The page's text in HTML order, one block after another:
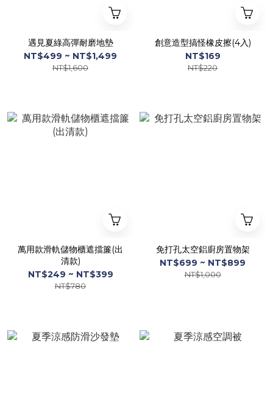
遇見夏綠高彈耐磨地墊
NT$499 ~ NT$1,499
NT$1,600
創意造型搞怪橡皮擦(4入)
NT$169
NT$220
萬用款滑軌儲物櫃遮擋簾(出
清款)
NT$249 ~ NT$399
NT$780
免打孔太空鋁廚房置物架
NT$699 ~ NT$899
NT$1,000